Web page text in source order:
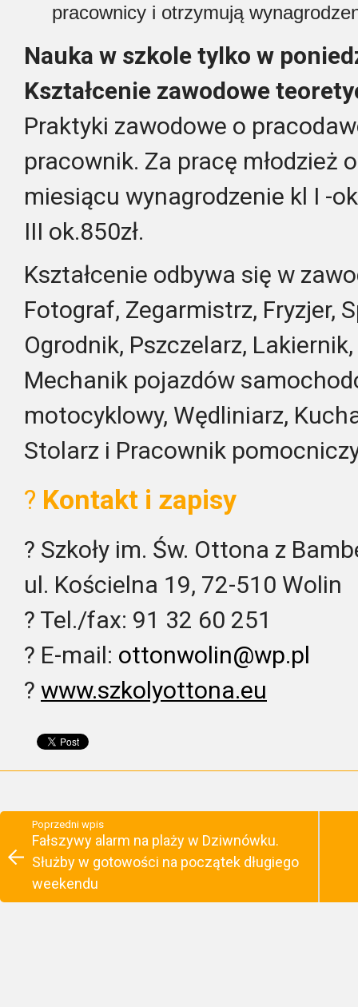
pracownicy i otrzymują
Nauka w szkole tylko w
Kształcenie zawodowe
Praktyki zawodowe o
pracownik. Za pracę młodzież
miesiącu wynagrodzenie kl I -
III ok.850zł.
Kształcenie odbywa się w
Fotograf, Zegarmistrz, Fryzjer,
Ogrodnik, Pszczelarz,
Mechanik pojazdów
motocyklowy, Wędliniarz,
Stolarz i Pracownik
? Kontakt i zapisy
? Szkoły im. Św. Ottona z
ul. Kościelna 19, 72-510 Wolin
? Tel./fax: 91 32 60 251
? E-mail: ottonwolin@wp.pl
? www.szkolyottona.eu
Poprzedni wpis
Fałszywy alarm na plaży w Dziwnówku.
Służby w gotowości na początek długiego
weekendu